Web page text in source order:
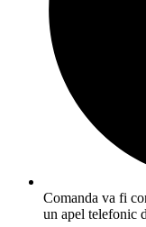
Comanda va fi
un apel telefonic